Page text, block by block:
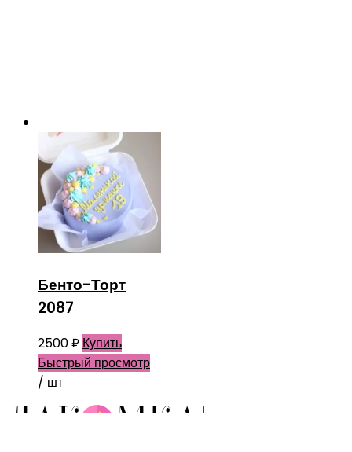
Бенто-Торт
2087
2500₽ Купить
Быстрый просмотр
/ шт